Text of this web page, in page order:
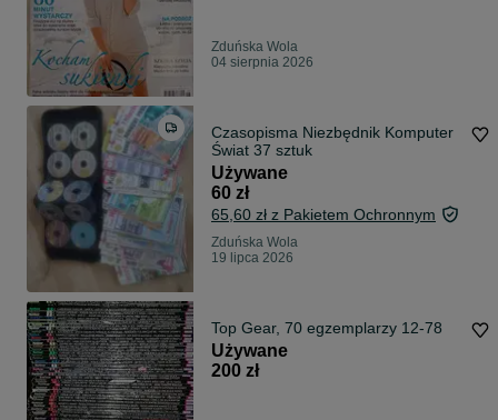
Zduńska Wola
04 sierpnia 2026
Czasopisma Niezbędnik Komputer
Świat 37 sztuk
Używane
60 zł
65,60 zł z Pakietem Ochronnym
Zduńska Wola
19 lipca 2026
Top Gear, 70 egzemplarzy 12-78
Używane
200 zł